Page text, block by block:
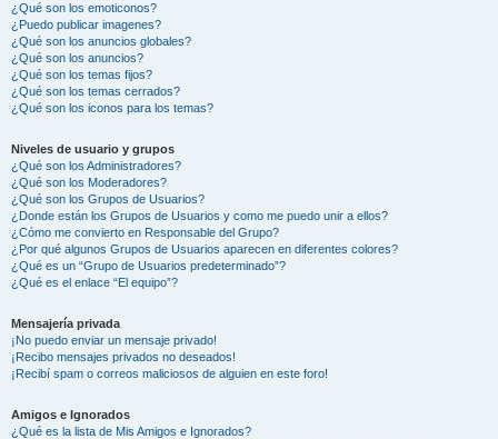
¿Qué son los emoticonos?
¿Puedo publicar imagenes?
¿Qué son los anuncios globales?
¿Qué son los anuncios?
¿Qué son los temas fijos?
¿Qué son los temas cerrados?
¿Qué son los iconos para los temas?
Niveles de usuario y grupos
¿Qué son los Administradores?
¿Qué son los Moderadores?
¿Qué son los Grupos de Usuarios?
¿Donde están los Grupos de Usuarios y como me puedo unir a ellos?
¿Cómo me convierto en Responsable del Grupo?
¿Por qué algunos Grupos de Usuarios aparecen en diferentes colores?
¿Qué es un “Grupo de Usuarios predeterminado”?
¿Qué es el enlace “El equipo”?
Mensajería privada
¡No puedo enviar un mensaje privado!
¡Recibo mensajes privados no deseados!
¡Recibí spam o correos maliciosos de alguien en este foro!
Amigos e Ignorados
¿Qué es la lista de Mis Amigos e Ignorados?